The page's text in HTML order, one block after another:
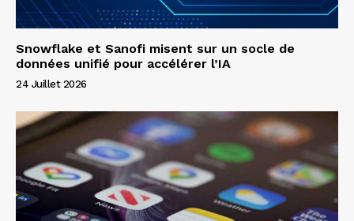
Snowflake et Sanofi misent sur un socle de
données unifié pour accélérer l’IA
24 Juillet 2026